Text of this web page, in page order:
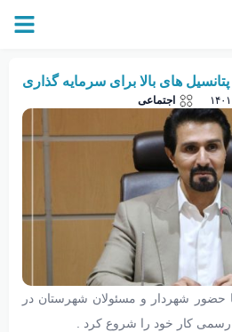
های بالا برای سرمایه گذاری
اجتماعی
حضور شهردار و مسئولان شهرستان در
کار خود را شروع کرد .